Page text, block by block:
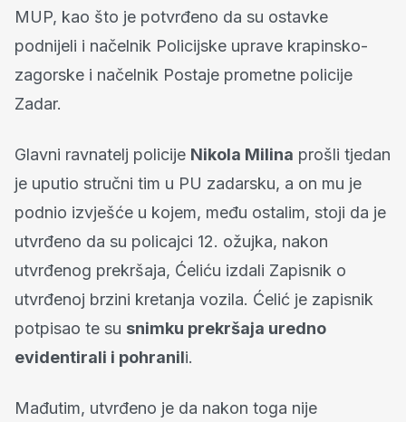
MUP, kao što je potvrđeno da su ostavke
podnijeli i načelnik Policijske uprave krapinsko-
zagorske i načelnik Postaje prometne policije
Zadar.
Glavni ravnatelj policije Nikola Milina prošli tjedan
je uputio stručni tim u PU zadarsku, a on mu je
podnio izvješće u kojem, među ostalim, stoji da je
utvrđeno da su policajci 12. ožujka, nakon
utvrđenog prekršaja, Ćeliću izdali Zapisnik o
utvrđenoj brzini kretanja vozila. Ćelić je zapisnik
potpisao te su snimku prekršaja uredno
evidentirali i pohranili.
Mađutim, utvrđeno je da nakon toga nije